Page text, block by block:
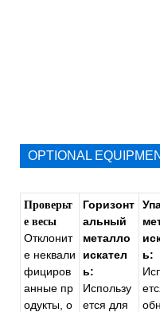
OPTIONAL
Проверьт
е весы
Отклонит
е неквали
фициров
анные пр
одукты, о
Горизонт
альный
металло
искател
ь:
Использу
ется для
ь: